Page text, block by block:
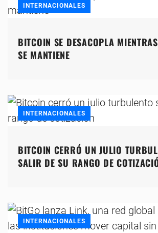
INTERNACIONALES
BITCOIN SE DESACOPLA
SE MANTIENE
INTERNACIONALES
BITCOIN CERRÓ UN JULIO
SALIR DE SU RANGO DE
INTERNACIONALES